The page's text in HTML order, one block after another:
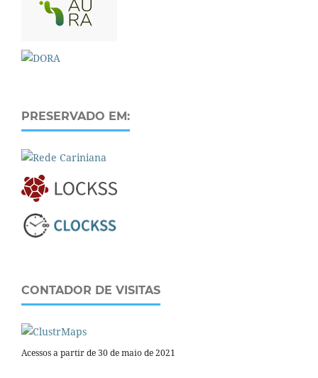
PRESERVADO EM:
CONTADOR DE VISITAS
Acessos a partir de 30 de maio de 2021